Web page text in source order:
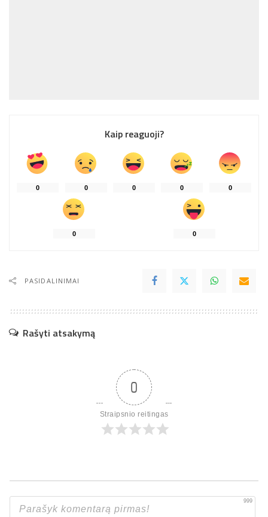
Kaip reaguoji?
0 0 0 0 0
0 0
PASIDALINIMAI
Rašyti atsakymą
0
Straipsnio reitingas
999